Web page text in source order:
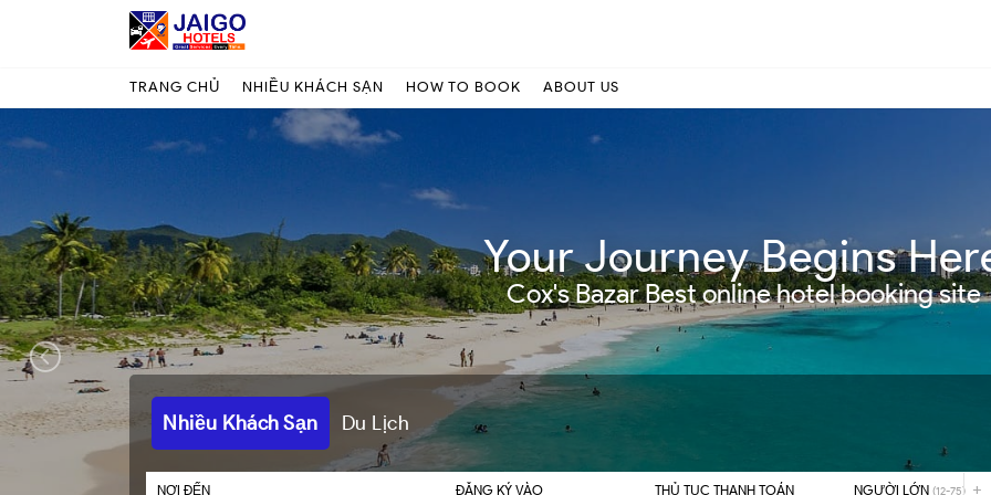
TRANG CHỦ NHIỀU KHÁCH SẠN HOW TO BOOK ABOUT US
Your Journey Begins
Cox's Bazar Best online hotel booking site
Nhiều Khách Sạn Du Lịch
NƠI ĐẾN ĐĂNG KÝ VÀO THỦ TỤC THANH TOÁN NGƯỜI LỚN (12-75) +